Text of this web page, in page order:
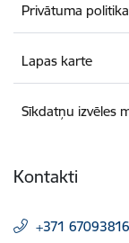
Privātuma politika
Lapas karte
Sīkdatņu izvēles
Kontakti
+371 67093816